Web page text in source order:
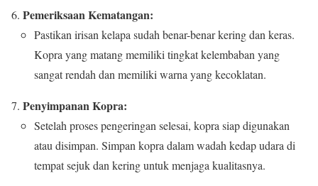
Pemeriksaan Kematangan:
Pastikan irisan kelapa sudah benar-benar kering dan keras.
Kopra yang matang memiliki tingkat kelembaban yang
sangat rendah dan memiliki warna yang kecoklatan.
Penyimpanan Kopra:
Setelah proses pengeringan selesai, kopra siap digunakan
atau disimpan. Simpan kopra dalam wadah kedap udara di
tempat sejuk dan kering untuk menjaga kualitasnya.